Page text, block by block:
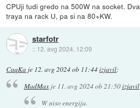
CPUji tudi gredo na 500W na socket.
traya na rack U, pa si na 80+KW.
starfotr
:: 12. avg 2024, 12:09
CaqKa je 12. avg 2024 ob 11:44izjavil:
MadMaxje 11. avg 2024 ob 21:50izjavil
W niso energija.